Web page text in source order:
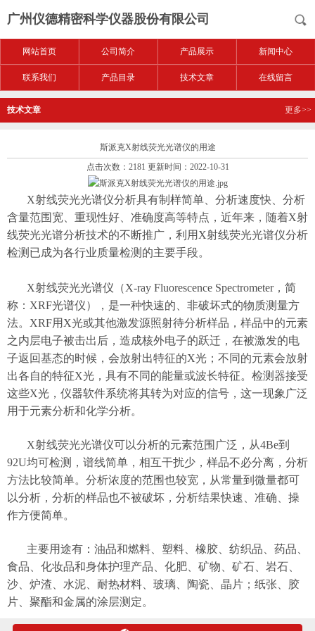
广州仪德精密科学仪器股份有限公司
网站首页 公司简介 产品展示 新闻中心
联系我们 产品目录 技术文章 在线留言
技术文章 更多>>
斯派克X射线荧光光谱仪的用途
点击次数：2181 更新时间：2022-10-31
X射线荧光光谱仪分析具有制样简单、分析速度快、分析
含量范围宽、重现性好、准确度高等特点，近年来，随着X射
线荧光光谱分析技术的不断推广，利用X射线荧光光谱仪分析
检测已成为各行业质量检测的主要手段。
X射线荧光光谱仪（X-ray Fluorescence Spectrometer，简
称：XRF光谱仪），是一种快速的、非破坏式的物质测量方
法。XRF用X光或其他激发源照射待分析样品，样品中的元素
之内层电子被击出后，造成核外电子的跃迁，在被激发的电
子返回基态的时候，会放射出特征的X光；不同的元素会放射
出各自的特征X光，具有不同的能量或波长特征。检测器接受
这些X光，仪器软件系统将其转为对应的信号，这一现象广泛
用于元素分析和化学分析。
X射线荧光光谱仪可以分析的元素范围广泛，从4Be到
92U均可检测，谱线简单，相互干扰少，样品不必分离，分析
方法比较简单。分析浓度的范围也较宽，从常量到微量都可
以分析，分析的样品也不被破坏，分析结果快速、准确、操
作方便简单。
主要用途有：油品和燃料、塑料、橡胶、纺织品、药品、
食品、化妆品和身体护理产品、化肥、矿物、矿石、岩石、
沙、炉渣、水泥、耐热材料、玻璃、陶瓷、晶片；纸张、胶
片、聚酯和金属的涂层测定。